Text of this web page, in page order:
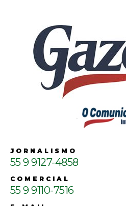
JORNALISMO
55 9 9127-4858
COMERCIAL
55 9 9110-7516